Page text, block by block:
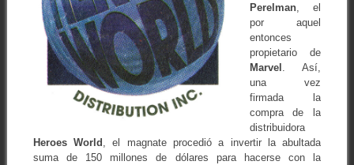
Perelman, el
por aquel
entonces
propietario de
Marvel
. Así,
una vez
firmada la
compra de la
distribuidora
Heroes World
, el magnate procedió a invertir la abultada
suma de 150 millones de dólares para hacerse con la